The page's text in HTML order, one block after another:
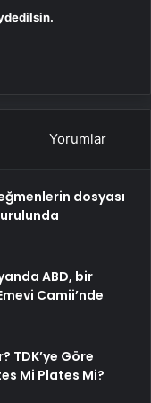
Yorumlar
dosyası
ABD, bir
Camii’nde
TDK’ye Göre
Mi Plates Mi?